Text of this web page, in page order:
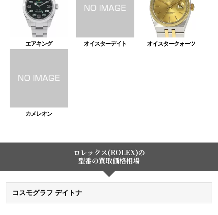
エアキング オイスターデイト オイスタークォーツ
カメレオン
ロレックス(ROLEX)の
型番の買取価格相場
コスモグラフ デイトナ